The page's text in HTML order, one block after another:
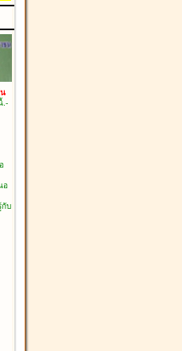
.-
อ
กับ